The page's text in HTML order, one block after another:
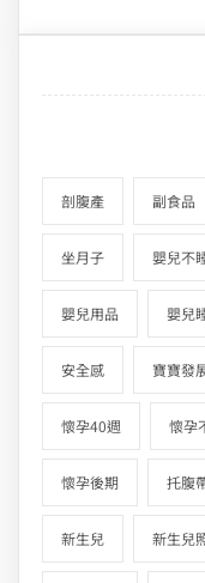
剖腹產 副食品
坐月子 嬰兒不
嬰兒用品 嬰兒
安全感 寶寶發
懷孕40週 懷孕
懷孕後期 托腹
新生兒 新生兒